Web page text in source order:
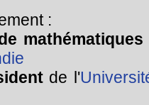
:
mathématiques
de l'